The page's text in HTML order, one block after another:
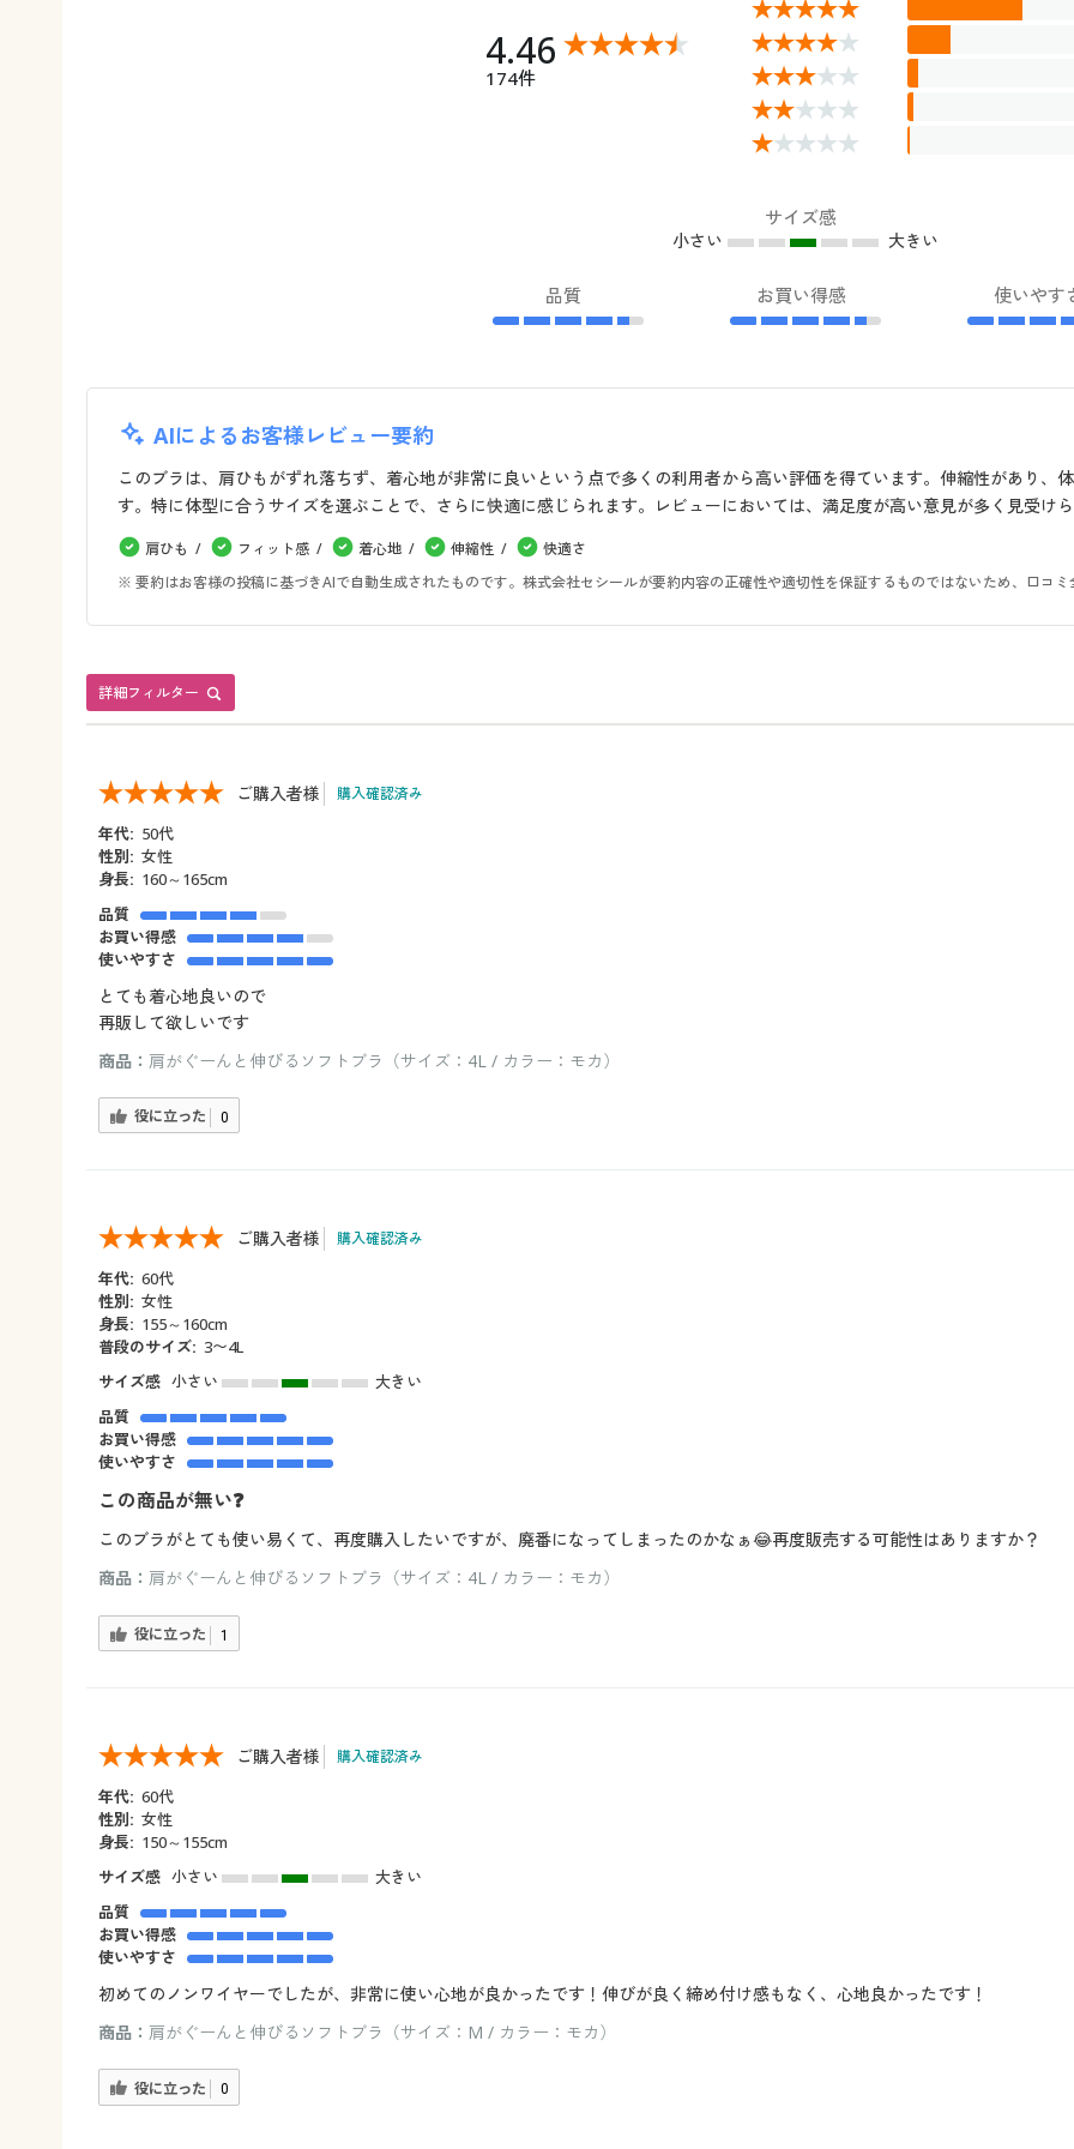
4.46
174件
サイズ感
小さい 大きい
品質 お買い得感 使いやす
AIによるお客様レビュー要約
このブラは、肩ひもがずれ落ちず、着心地が非常に良いという点で多くの利用者から高い評価を得ています。伸縮性があり、
す。特に体型に合うサイズを選ぶことで、さらに快適に感じられます。レビューにおいては、満足度が高い意見が多く見受け
肩ひも フィット感 着心地 伸縮性
快適さ
※ 要約はお客様の投稿に基づきAIで自動生成されたものです。株式会社セシールが要約内容の正確性や適切性を保証するものではないため、口コミ
詳細フィルター
ご購入者様 購入確認済み
年代: 50代
性別: 女性
身長: 160～165cm
品質
お買い得感
使いやすさ
とても着心地良いので
再販して欲しいです
商品： 肩がぐーんと伸びるソフトブラ（サイズ：4L / カラー：モカ）
役に立った 0
ご購入者様 購入確認済み
年代: 60代
性別: 女性
身長: 155～160cm
普段のサイズ: 3〜4L
サイズ感 小さい
大きい
品質
お買い得感
使いやすさ
この商品が無い❓
このブラがとても使い易くて、再度購入したいですが、廃番になってしまったのかなぁ😂再度販売する可能性はありますか？
商品： 肩がぐーんと伸びるソフトブラ（サイズ：4L / カラー：モカ）
役に立った 1
ご購入者様 購入確認済み
年代: 60代
性別: 女性
身長: 150～155cm
サイズ感 小さい
大きい
品質
お買い得感
使いやすさ
初めてのノンワイヤーでしたが、非常に使い心地が良かったです！伸びが良く締め付け感もなく、心地良かったです！
商品： 肩がぐーんと伸びるソフトブラ（サイズ：M / カラー：モカ）
役に立った 0